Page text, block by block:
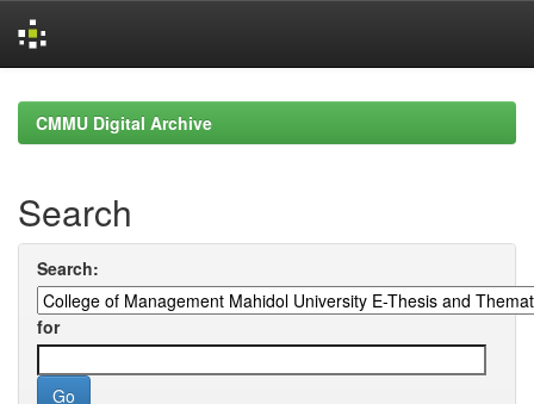
navigationCMMU Digital Archive
Search
Search:
for